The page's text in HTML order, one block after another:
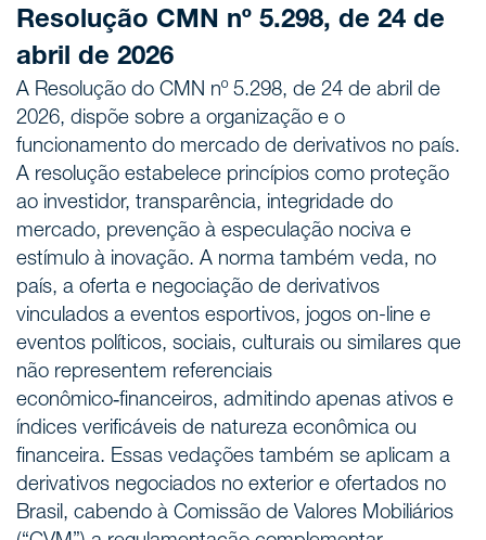
Resolução CMN nº 5.298, de 24 de
abril de 2026
A Resolução do CMN nº 5.298, de 24 de abril de
2026, dispõe sobre a organização e o
funcionamento do mercado de derivativos no país.
A resolução estabelece princípios como proteção
ao investidor, transparência, integridade do
mercado, prevenção à especulação nociva e
estímulo à inovação. A norma também veda, no
país, a oferta e negociação de derivativos
vinculados a eventos esportivos, jogos on-line e
eventos políticos, sociais, culturais ou similares que
não representem referenciais
econômico‑financeiros, admitindo apenas ativos e
índices verificáveis de natureza econômica ou
financeira. Essas vedações também se aplicam a
derivativos negociados no exterior e ofertados no
Brasil, cabendo à Comissão de Valores Mobiliários